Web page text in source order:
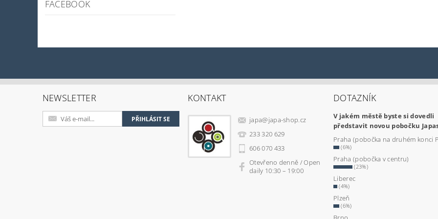
FACEBOOK
NEWSLETTER KONTAKT
japa@japa-shop.cz
233 320 629
606 070 433
Otevřeno denně / Open
daily 10:30 – 19:00
DOTAZNÍK
V jakém městě byste si dovedli
představit novou pobočku
Praha (pobočka na druhém konci
(6%)
Praha (pobočka v centru)
(23%)
Liberec
(4%)
Plzeň
(6%)